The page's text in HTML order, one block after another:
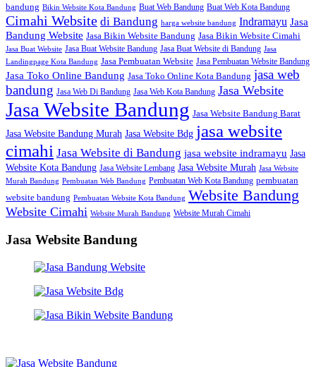
bandung Bikin Website Kota Bandung Buat Web Bandung Buat Web Kota Bandung
Cimahi Website di Bandung harga website bandung Indramayu Jasa
Bandung Website Jasa Bikin Website Bandung Jasa Bikin Website Cimahi
Jasa Buat Website Jasa Buat Website Bandung Jasa Buat Website di Bandung Jasa
Landingpage Kota Bandung Jasa Pembuatan Website Jasa Pembuatan Website Bandung
Jasa Toko Online Bandung Jasa Toko Online Kota Bandung jasa web
bandung Jasa Web Di Bandung Jasa Web Kota Bandung Jasa Website
Jasa Website Bandung Jasa Website Bandung Barat
Jasa Website Bandung Murah Jasa Website Bdg jasa website
cimahi Jasa Website di Bandung jasa website indramayu Jasa
Website Kota Bandung Jasa Website Lembang Jasa Website Murah Jasa Website
Murah Bandung Pembuatan Web Bandung Pembuatan Web Kota Bandung pembuatan
website bandung Pembuatan Website Kota Bandung Website Bandung
Website Cimahi Website Murah Bandung Website Murah Cimahi
Jasa Website Bandung